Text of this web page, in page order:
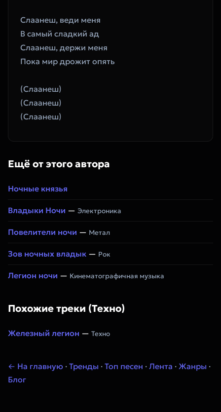
Слаанеш, веди меня
В самый сладкий ад
Слаанеш, держи меня
Пока мир дрожит опять
(Слаанеш)
(Слаанеш)
(Слаанеш)
Ещё от этого автора
Ночные князья
Владыки Ночи — Электроника
Повелители ночи — Метал
Зов ночных владык — Рок
Легион ночи — Кинематографичная музыка
Похожие треки (Техно)
Железный легион — Техно
← На главную · Тренды · Топ песен · Лента · Жанры ·
Блог